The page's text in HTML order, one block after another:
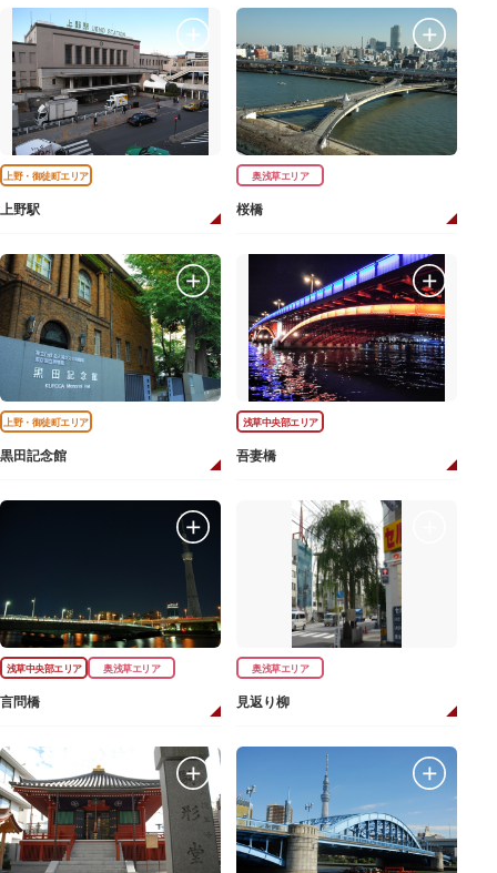
上野・御徒町エリア
上野駅
奥浅草エリア
桜橋
上野・御徒町エリア
黒田記念館
浅草中央部エリア
吾妻橋
浅草中央部エリア 奥浅草エリア
言問橋
奥浅草エリア
見返り柳